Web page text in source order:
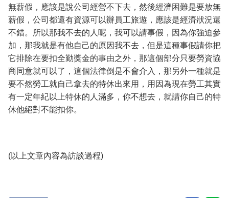
無薪假，應該是說公司經營不下去，然後經濟困難是要放無
薪假，公司都還有資源可以辦員工旅遊，應該是經濟狀況還
不錯。所以那我不去的人呢，我可以請事假，因為你強迫參
加，那我就是有他自己的原因我不去，但是這種事假請你把
它排除在要扣全勤獎金的事由之外，那這個部分只要勞資協
商同意就可以了，這個法律倒是不會介入，那另外一種就是
要不然勞工就自己拿去的特休出來用，用因為現在勞工其實
有一定年紀以上特休的人滿多，你不想去，就請你自己的特
休他絕對不能扣你。
(以上文章內容為訪談過程)